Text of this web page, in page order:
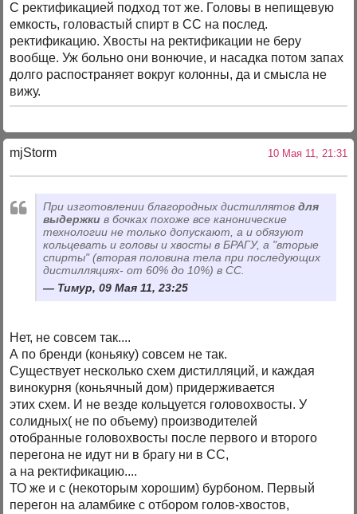
С ректификацией подход тот же. Головы в непищевую
емкость, головастый спирт в СС на послед.
ректификацию. Хвосты на ректификации не беру
вообще. Уж больно они вонючие, и насадка потом запах
долго распостраняет вокруг колонны, да и смысла не
вижу.
mjStоrm 10 Мая 11, 21:31
При изготовлении благородных дистиллятовдля
выдержки в бочках похоже все канонические
технологии не только допускают, а и обязуют
кольцевать и головы и хвосты в БРАГУ, а "вторые
спирты" (вторая половина тела при последующих
дистилляциях- от 60% до 10%) в СС.
Тимур, 09 Мая 11, 23:25
Нет, не совсем так....
А по бренди (коньяку) совсем не так.
Существует несколько схем дистилляций, и каждая
винокурня (коньячный дом) придерживается
этих схем. И не везде кольцуется головохвосты. У
солидных( не по объему) производителей
отобранные головохвосты после первого и второго
перегона не идут ни в брагу ни в СС,
а на ректификацию....
ТО же и с (некоторым хорошим) бурбоном. Первый
перегон на аламбике с отбором голов-хвостов,